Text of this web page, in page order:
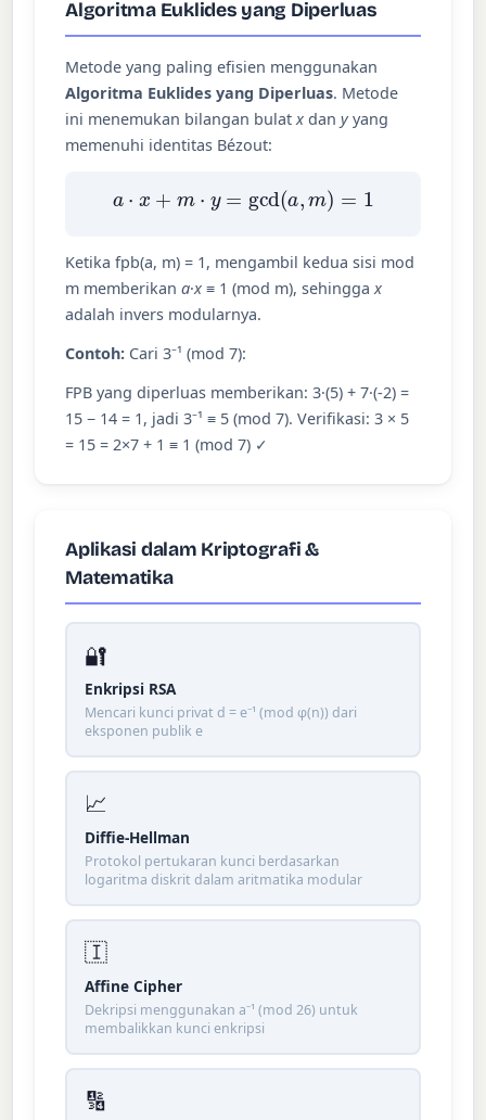
Algoritma Euklides yang Diperluas
Metode yang paling efisien menggunakan
Algoritma Euklides yang Diperluas. Metode
ini menemukan bilangan bulatx danyyang
memenuhi identitas Bézout:
a x+ m ⋅y= gcd a,m)= 1
Ketika fpb(a, m) = 1, mengambil kedua sisi mod
m memberikana·x ≡ 1 (mod m), sehinggax
adalah invers modularnya.
Contoh: Cari 3⁻¹ (mod 7):
FPB yang diperluas memberikan: 3·(5) + 7·(-2) =
15 − 14 = 1, jadi 3⁻¹ ≡ 5 (mod 7). Verifikasi: 3 × 5
= 15 = 2×7 + 1 ≡ 1 (mod 7) ✓
Aplikasi dalam Kriptografi &
Matematika
🔐
Enkripsi RSA
Mencari kunci privat d = e⁻¹ (mod φ(n)) dari
eksponen publik e
📈
Diffie-Hellman
Protokol pertukaran kunci berdasarkan
logaritma diskrit dalam aritmatika modular
🇮
Affine Cipher
Dekripsi menggunakan a⁻¹ (mod 26) untuk
membalikkan kunci enkripsi
🔢